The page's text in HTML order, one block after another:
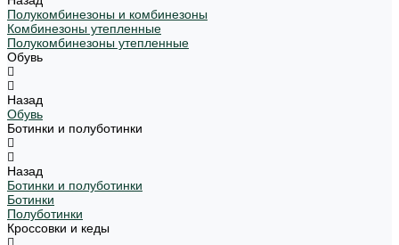
Полукомбинезоны и комбинезоны
Комбинезоны утепленные
Полукомбинезоны утепленные
Обувь
Назад
Обувь
Ботинки и полуботинки
Назад
Ботинки и полуботинки
Ботинки
Полуботинки
Кроссовки и кеды